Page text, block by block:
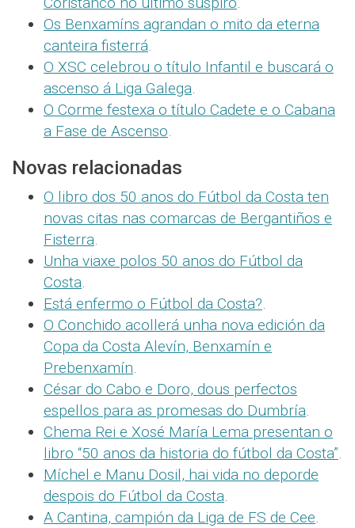
Os Benxamíns agrandan o mito da eterna
canteira fisterrá
O XSC celebrou o título Infantil e buscará o
ascenso á Liga Galega
O Corme festexa o título Cadete e o Cabana
a Fase de Ascenso
Novas relacionadas
O libro dos 50 anos do Fútbol da Costa ten
novas citas nas comarcas de Bergantiños e
Fisterra
Unha viaxe polos 50 anos do Fútbol da
Costa
Está enfermo o Fútbol da Costa?
O Conchido acollerá unha nova edición da
Copa da Costa Alevín, Benxamín e
Prebenxamín
César do Cabo e Doro, dous perfectos
espellos para as promesas do Dumbría
Chema Rei e Xosé María Lema presentan o
libro “50 anos da historia do fútbol da Costa”
Míchel e Manu Dosil, hai vida no deporde
despois do Fútbol da Costa
A Cantina, campión da Liga de FS de Cee